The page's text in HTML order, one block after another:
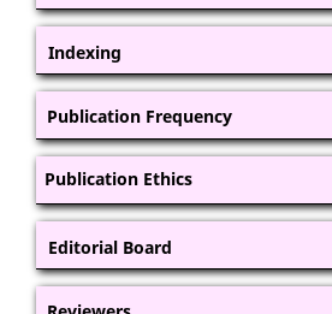
Indexing
Publication Frequency
Publication Ethics
Editorial Board